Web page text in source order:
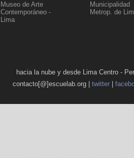
Museo de Arte
Contemporáneo -
Lima
Municipalidad
Metrop. de
hacia la nube y desde Lima Centro -
contacto[@]escuelab.org | twitter|